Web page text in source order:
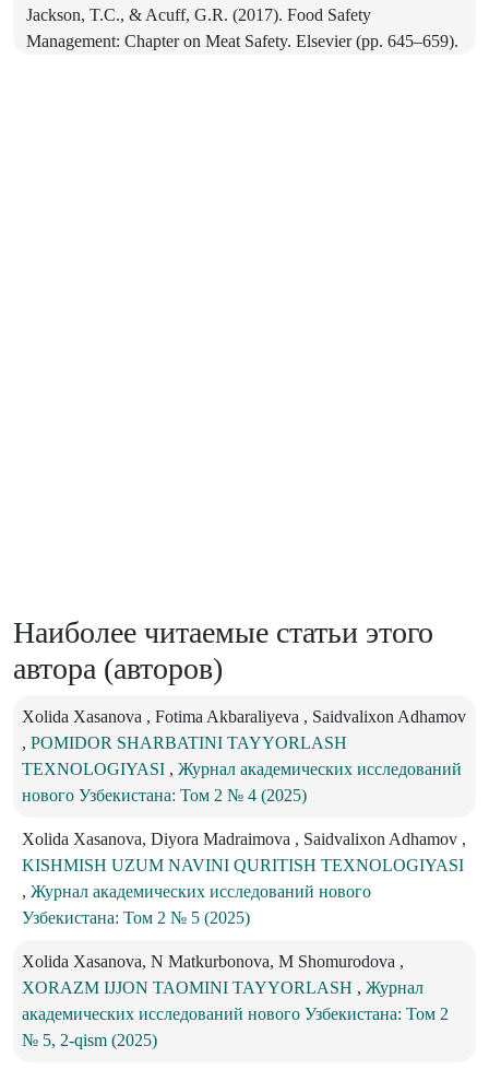
Jackson, T.C., & Acuff, G.R. (2017). Food Safety
Management: Chapter on Meat Safety. Elsevier (pp. 645–659).
Наиболее читаемые статьи этого
автора (авторов)
Xolida Xasanova , Fotima Akbaraliyeva , Saidvalixon Adhamov
, POMIDOR SHARBATINI TAYYORLASH
TEXNOLOGIYASI , Журнал академических исследований
нового Узбекистана: Том 2 № 4 (2025)
Xolida Xasanova, Diyora Madraimova , Saidvalixon Adhamov ,
KISHMISH UZUM NAVINI QURITISH TEXNOLOGIYASI
, Журнал академических исследований нового
Узбекистана: Том 2 № 5 (2025)
Xolida Xasanova, N Matkurbonova, M Shomurodova ,
XORAZM IJJON TAOMINI TAYYORLASH , Журнал
академических исследований нового Узбекистана: Том 2
№ 5, 2-qism (2025)